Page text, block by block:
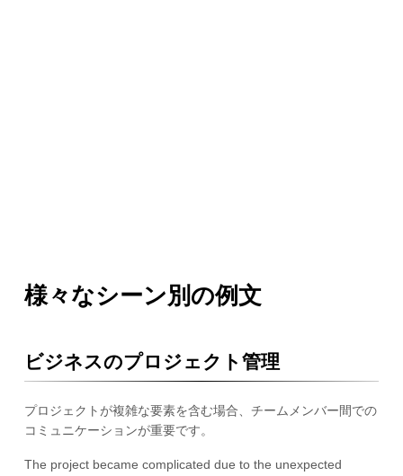
様々なシーン別の例文
ビジネスのプロジェクト管理
プロジェクトが複雑な要素を含む場合、チームメンバー間での
コミュニケーションが重要です。
The project became complicated due to the unexpected